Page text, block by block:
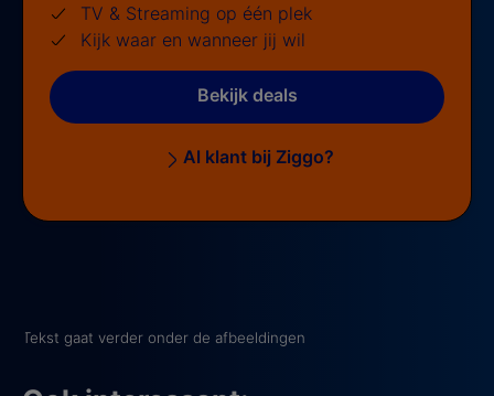
TV & Streaming op één plek
Kijk waar en wanneer jij wil
Bekijk deals
Al klant bij Ziggo?
Tekst gaat verder onder de afbeeldingen